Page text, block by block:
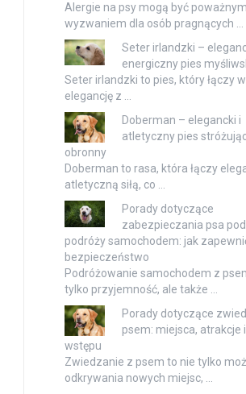
Alergie na psy mogą być poważnym
wyzwaniem dla osób pragnących …
Seter irlandzki –
energiczny pies
Seter irlandzki to pies, który łączy
elegancję z …
Doberman – elegancki i
atletyczny pies
obronny
Doberman to rasa, która łączy
atletyczną siłą, co …
Porady dotyczące
zabezpieczania psa
podróży samochodem: jak
bezpieczeństwo
Podróżowanie samochodem z
tylko przyjemność, ale także …
Porady dotyczące
psem: miejsca, atrakcje
wstępu
Zwiedzanie z psem to nie tylko
odkrywania nowych miejsc, …